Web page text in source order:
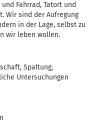
Fahrrad, Tatort und
Wir sind der Aufregung
in der Lage, selbst zu
wir leben wollen.
Spaltung,
Untersuchungen